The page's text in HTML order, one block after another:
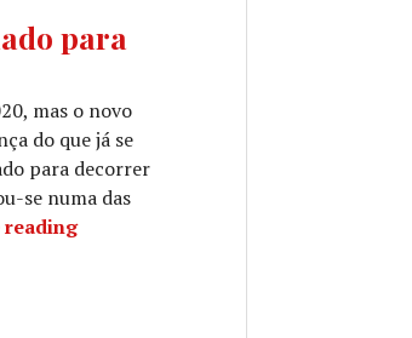
para
mas o novo
do que já se
para decorrer
se numa das
readingPORTO DEATHFEST: Terceiro